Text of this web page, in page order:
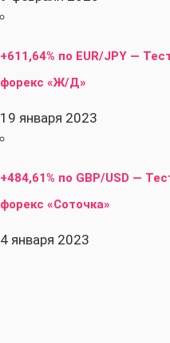
+611,64% по EUR/JPY —
форекс «Ж/Д»
19 января 2023
+484,61% по GBP/USD —
форекс «Соточка»
4 января 2023